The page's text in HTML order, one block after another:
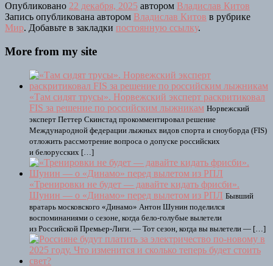
Опубликовано 22 декабря, 2025 автором Владислав Китов
Запись опубликована автором Владислав Китов в рубрике
Мир. Добавьте в закладки постоянную ссылку.
More from my site
«Там сидят трусы». Норвежский эксперт раскритиковал
FIS за решение по российским лыжникам Норвежский
эксперт Петтер Скинстад прокомментировал решение
Международной федерации лыжных видов спорта и сноуборда (FIS)
отложить рассмотрение вопроса о допуске российских
и белорусских […]
«Тренировки не будет — давайте кидать фрисби».
Шунин — о «Динамо» перед вылетом из РПЛ Бывший
вратарь московского «Динамо» Антон Шунин поделился
воспоминаниями о сезоне, когда бело-голубые вылетели
из Российской Премьер-Лиги. — Тот сезон, когда вы вылетели — […]